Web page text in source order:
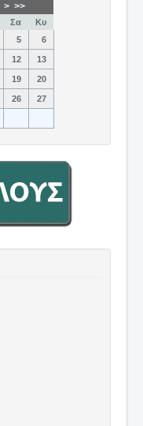
> >>
Σα
Κυ
5 6
12 13
19 20
26 27